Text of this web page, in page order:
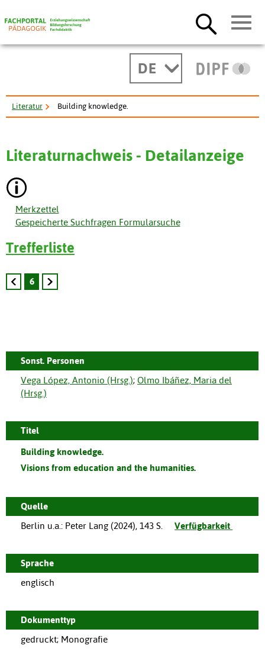
DE
Literatur Building knowledge.
Literaturnachweis - Detailanzeige
Merkzettel
Gespeicherte Suchfragen Formularsuche
Trefferliste
6
Sonst. Personen
Vega López, Antonio (Hrsg.); Olmo Ibáñez, Maria del
(Hrsg.)
Titel
Building knowledge.
Visions from education and the humanities.
Quelle
Berlin u.a.: Peter Lang(2024), 143 S. Verfügbarkeit
Sprache
englisch
Dokumenttyp
gedruckt; Monografie